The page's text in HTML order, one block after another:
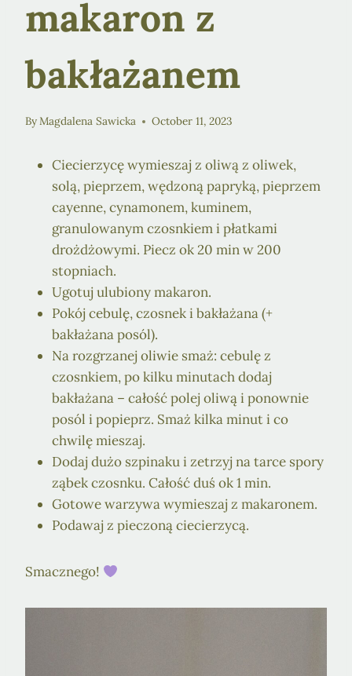
makaron z
bakłażanem
ByMagdalena Sawicka October 11, 2023
Ciecierzycę wymieszaj z oliwą z oliwek,
solą, pieprzem, wędzoną papryką, pieprzem
cayenne, cynamonem, kuminem,
granulowanym czosnkiem i płatkami
drożdżowymi. Piecz ok 20 min w 200
stopniach.
Ugotuj ulubiony makaron.
Pokój cebulę, czosnek i bakłażana (+
bakłażana posól).
Na rozgrzanej oliwie smaż: cebulę z
czosnkiem, po kilku minutach dodaj
bakłażana – całość polej oliwą i ponownie
posól i popieprz. Smaż kilka minut i co
chwilę mieszaj.
Dodaj dużo szpinaku i zetrzyj na tarce spory
ząbek czosnku. Całość duś ok 1 min.
Gotowe warzywa wymieszaj z makaronem.
Podawaj z pieczoną ciecierzycą.
Smacznego!